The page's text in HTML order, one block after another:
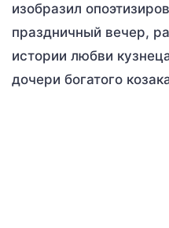
изобразил
праздничный вечер,
истории любви
дочери богатого